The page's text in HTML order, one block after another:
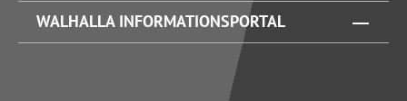
WALHALLA INFORMATIONSPORTAL